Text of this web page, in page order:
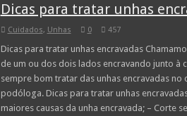
Dicas para tratar unhas
Cuidados, Unhas 0 457
Dicas para tratar unhas encravadas
de um ou dos dois lados encravando junto à
sempre bom tratar das unhas encravadas
podóloga. Dicas para tratar unhas
maiores causas da unha encravada; – Corte